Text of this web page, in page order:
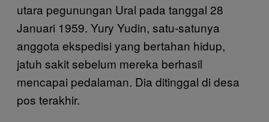
utara pegunungan Ural pada tanggal 28
Januari 1959. Yury Yudin, satu-satunya
anggota ekspedisi yang bertahan hidup,
jatuh sakit sebelum mereka berhasil
mencapai pedalaman. Dia ditinggal di desa
pos terakhir.